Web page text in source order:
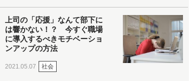
上司の「応援」なんて部下に
は響かない！？ 今すぐ職場
に導入するべきモチベーショ
ンアップの方法
2021.05.07 社会